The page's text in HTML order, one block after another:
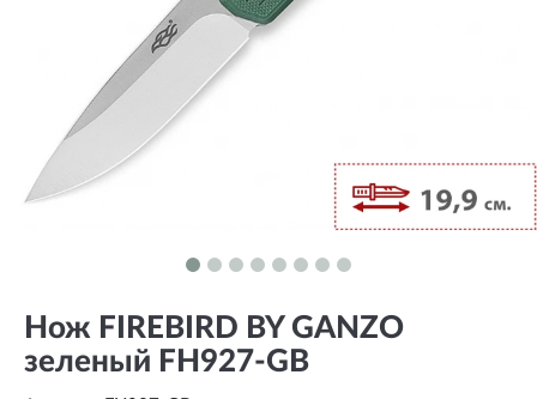
Нож FIREBIRD BY GANZO
зеленый FH927-GB